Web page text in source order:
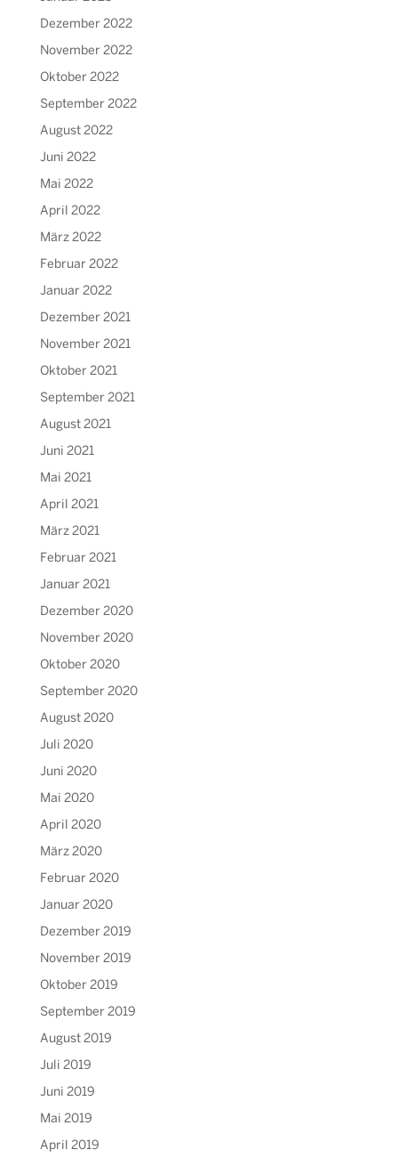
Dezember 2022
November 2022
Oktober 2022
September 2022
August 2022
Juni 2022
Mai 2022
April 2022
März 2022
Februar 2022
Januar 2022
Dezember 2021
November 2021
Oktober 2021
September 2021
August 2021
Juni 2021
Mai 2021
April 2021
März 2021
Februar 2021
Januar 2021
Dezember 2020
November 2020
Oktober 2020
September 2020
August 2020
Juli 2020
Juni 2020
Mai 2020
April 2020
März 2020
Februar 2020
Januar 2020
Dezember 2019
November 2019
Oktober 2019
September 2019
August 2019
Juli 2019
Juni 2019
Mai 2019
April 2019